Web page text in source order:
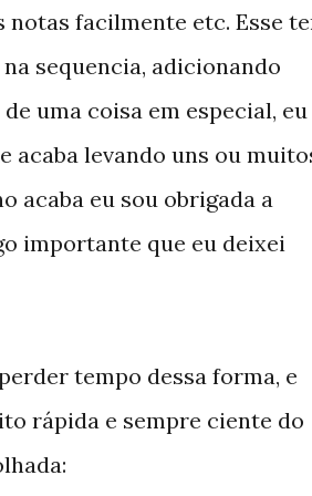
facilmente etc. Esse
sequencia, adicionando
uma coisa em especial, eu
acaba levando uns ou
acaba eu sou obrigada a
importante que eu deixei
tempo dessa forma, e
rápida e sempre ciente do